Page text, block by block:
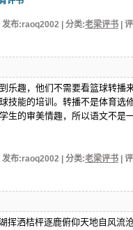
发布:raoq2002 | 分类:老梁评书 |
乐趣，他们不需要看篮球转播
技能的培训。转播不是体育选
生的审美情趣，所以语文不是
发布:raoq2002 | 分类:老梁评书 |
洒桔枰逐鹿俯仰天地自风流